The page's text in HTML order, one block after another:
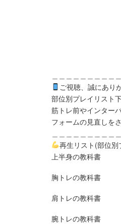
ご視聴、誠にあり
部位別プレイリスト
筋トレ前やインター
フォームの見直しを
再生リスト(部位別
上半身の教科書
胸トレの教科書
肩トレの教科書
腕トレの教科書